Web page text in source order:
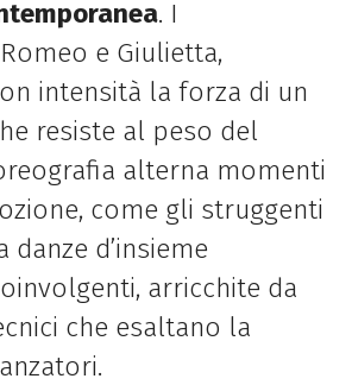
. I
e Giulietta,
intensità la forza di un
resiste al peso del
alterna momenti
come gli struggenti
danze d’insieme
arricchite da
che esaltano la